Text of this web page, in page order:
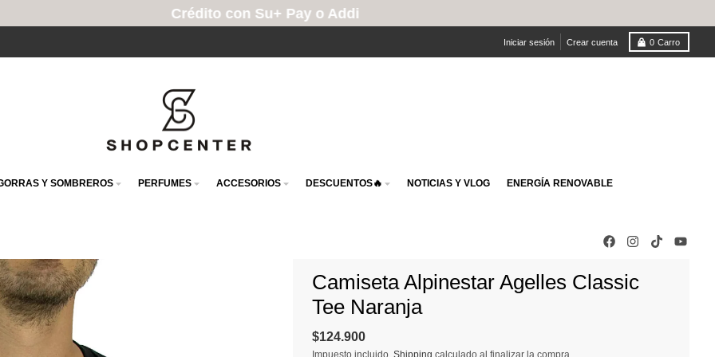
Crédito con Su+ Pay o Addi
Iniciar sesión Crear cuenta 0 Carro
Y SOMBREROS PERFUMES ACCESORIOS DESCUENTOS🔥 NOTICIAS Y VLOG ENERGÍA RENOVABLE
Camiseta Alpinestar Agelles Classic
Tee Naranja
$124.900